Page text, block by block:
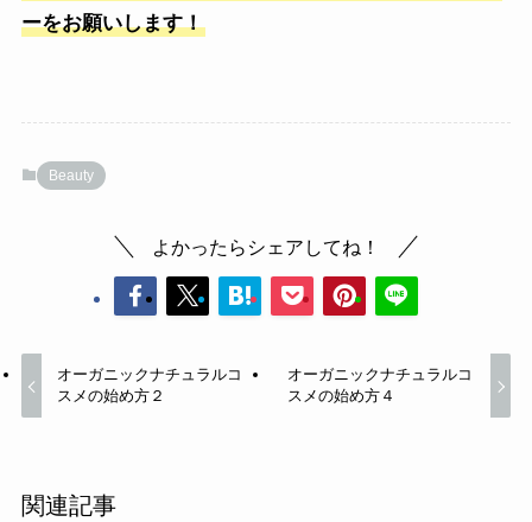
ーをお願いします！
Beauty
よかったらシェアしてね！
オーガニックナチュラルコ
スメの始め方２
オーガニックナチュラルコ
スメの始め方４
関連記事